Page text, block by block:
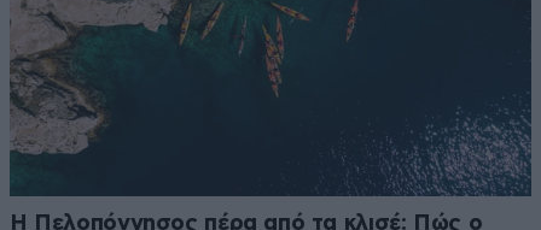
Η Πελοπόννησος πέρα από τα κλισέ: Πώς ο